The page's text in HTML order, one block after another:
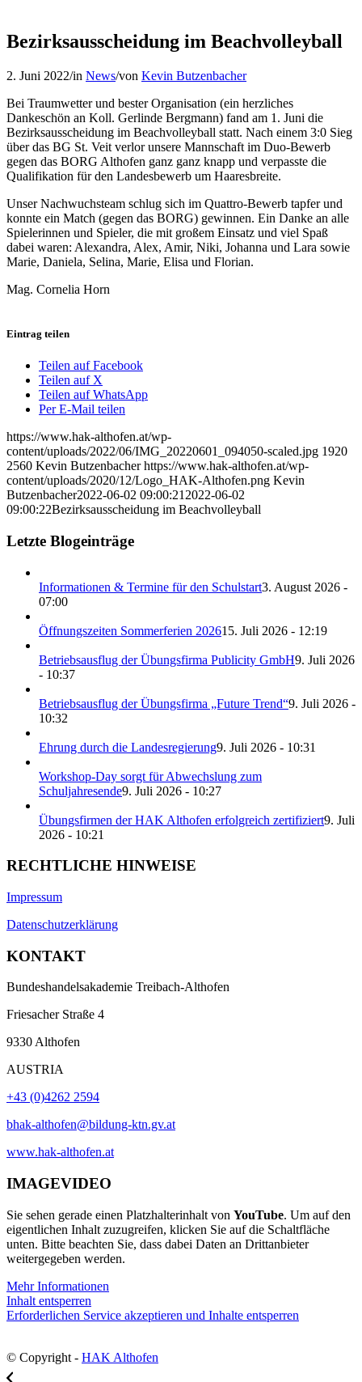
Bezirksausscheidung im Beachvolleyball
2. Juni 2022/in News/von Kevin Butzenbacher
Bei Traumwetter und bester Organisation (ein herzliches
Dankeschön an Koll. Gerlinde Bergmann) fand am 1. Juni die
Bezirksausscheidung im Beachvolleyball statt. Nach einem 3:0 Sieg
über das BG St. Veit verlor unsere Mannschaft im Duo-Bewerb
gegen das BORG Althofen ganz ganz knapp und verpasste die
Qualifikation für den Landesbewerb um Haaresbreite.
Unser Nachwuchsteam schlug sich im Quattro-Bewerb tapfer und
konnte ein Match (gegen das BORG) gewinnen. Ein Danke an alle
Spielerinnen und Spieler, die mit großem Einsatz und viel Spaß
dabei waren: Alexandra, Alex, Amir, Niki, Johanna und Lara sowie
Marie, Daniela, Selina, Marie, Elisa und Florian.
Mag. Cornelia Horn
Eintrag teilen
Teilen auf Facebook
Teilen auf X
Teilen auf WhatsApp
Per E-Mail teilen
https://www.hak-althofen.at/wp-
content/uploads/2022/06/IMG_20220601_094050-scaled.jpg 1920
2560 Kevin Butzenbacher https://www.hak-althofen.at/wp-
content/uploads/2020/12/Logo_HAK-Althofen.png Kevin
Butzenbacher2022-06-02 09:00:21 2022-06-02
09:00:22Bezirksausscheidung im Beachvolleyball
Letzte Blogeinträge
Informationen & Termine für den Schulstart3. August 2026 -
07:00
Öffnungszeiten Sommerferien 202615. Juli 2026 - 12:19
Betriebsausflug der Übungsfirma Publicity GmbH9. Juli 2026
- 10:37
Betriebsausflug der Übungsfirma „Future Trend“9. Juli 2026 -
10:32
Ehrung durch die Landesregierung9. Juli 2026 - 10:31
Workshop-Day sorgt für Abwechslung zum
Schuljahresende9. Juli 2026 - 10:27
Übungsfirmen der HAK Althofen erfolgreich zertifiziert9. Juli
2026 - 10:21
RECHTLICHE HINWEISE
Impressum
Datenschutzerklärung
KONTAKT
Bundeshandelsakademie Treibach-Althofen
Friesacher Straße 4
9330 Althofen
AUSTRIA
+43 (0)4262 2594
bhak-althofen@bildung-ktn.gv.at
www.hak-althofen.at
IMAGEVIDEO
Sie sehen gerade einen Platzhalterinhalt von YouTube. Um auf den
eigentlichen Inhalt zuzugreifen, klicken Sie auf die Schaltfläche
unten. Bitte beachten Sie, dass dabei Daten an Drittanbieter
weitergegeben werden.
Mehr Informationen
Inhalt entsperren
Erforderlichen Service akzeptieren und Inhalte entsperren
© Copyright - HAK Althofen